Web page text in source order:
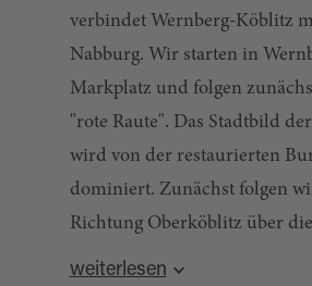
verbindet Wernberg-Köblitz
Nabburg. Wir starten in
Markplatz und folgen
"rote Raute". Das Stadtbild
wird von der restaurierten
dominiert. Zunächst folgen
Richtung Oberköblitz über
Kreuzung kurz nach der
weiterlesen